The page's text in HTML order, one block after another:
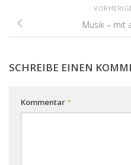
Musik – mit
SCHREIBE EINEN
Kommentar*